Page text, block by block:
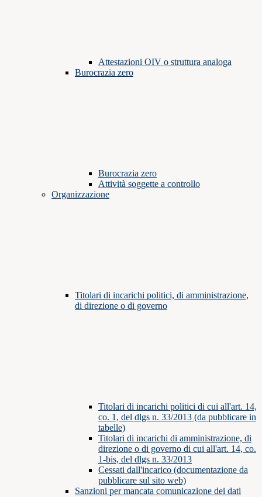
Attestazioni OIV o struttura analoga
Burocrazia zero
Burocrazia zero
Attività soggette a controllo
Organizzazione
Titolari di incarichi politici, di amministrazione,
di direzione o di governo
Titolari di incarichi politici di cui all'art. 14,
co. 1, del dlgs n. 33/2013 (da pubblicare in
tabelle)
Titolari di incarichi di amministrazione, di
direzione o di governo di cui all'art. 14, co.
1-bis, del dlgs n. 33/2013
Cessati dall'incarico (documentazione da
pubblicare sul sito web)
Sanzioni per mancata comunicazione dei dati